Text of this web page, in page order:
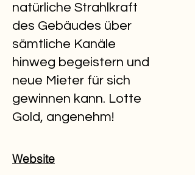
natürliche Strahlkraft
des Gebäudes über
sämtliche Kanäle
hinweg begeistern und
neue Mieter für sich
gewinnen kann. Lotte
Gold, angenehm!
Website